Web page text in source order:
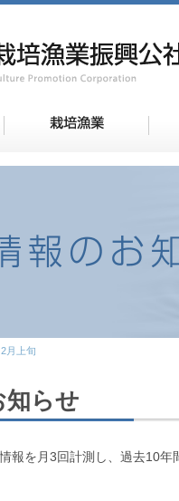
2月上旬
知らせ
報を月3回計測し、過去10年